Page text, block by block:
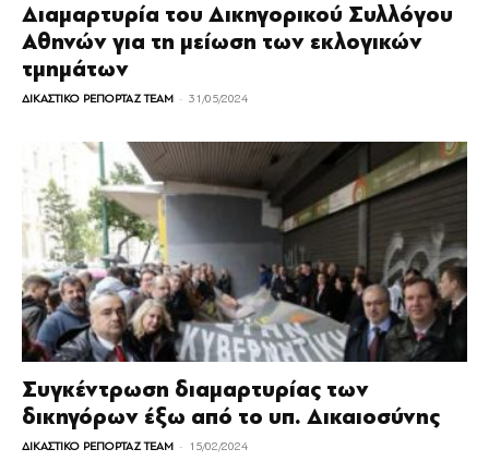
Διαμαρτυρία του Δικηγορικού Συλλόγου
Αθηνών για τη μείωση των εκλογικών
τμημάτων
ΔΙΚΑΣΤΙΚΟ ΡΕΠΟΡΤΑΖ TEAM - 31/05/2024
Συγκέντρωση διαμαρτυρίας των
δικηγόρων έξω από το υπ. Δικαιοσύνης
ΔΙΚΑΣΤΙΚΟ ΡΕΠΟΡΤΑΖ TEAM - 15/02/2024